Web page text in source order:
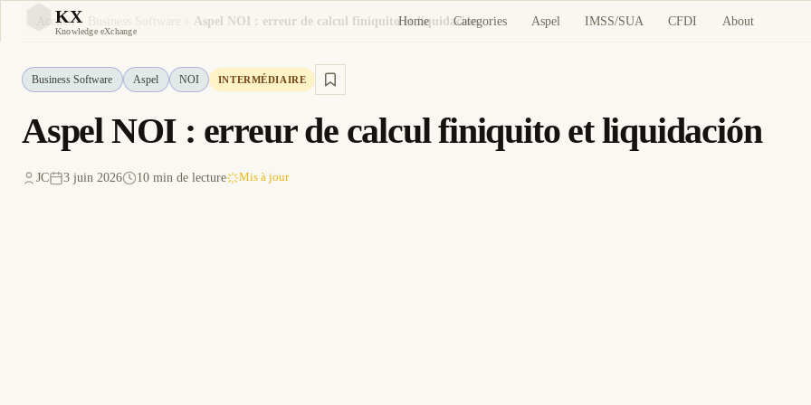
KX
Knowledge eXchange
Home Categories Aspel IMSS/SUA CFDI About
Accueil Aspel NOI : erreur de calcul finiquito et liquidación
Business Software Aspel NOI INTERMÉDIAIRE
Aspel NOI : erreur de calcul finiquito et liquidación
JC 3 juin 2026 10 min de lecture Mis à jour